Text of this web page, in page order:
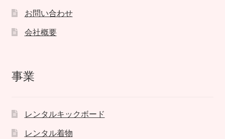
お問い合わせ
会社概要
事業
レンタルキックボード
レンタル着物